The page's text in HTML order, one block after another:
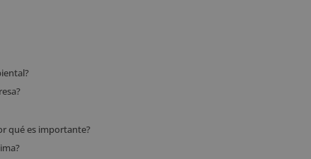
qué es importante?